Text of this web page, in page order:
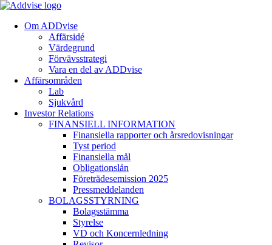
Om ADDvise
Affärsidé
Värdegrund
Förvävsstrategi
Vara en del av ADDvise
Affärsområden
Lab
Sjukvård
Investor Relations
FINANSIELL INFORMATION
Finansiella rapporter och årsredovisningar
Tyst period
Finansiella mål
Obligationslån
Företrädesemission 2025
Pressmeddelanden
BOLAGSSTYRNING
Bolagsstämma
Styrelse
VD och Koncernledning